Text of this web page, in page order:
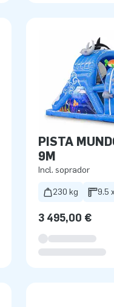
PISTA
9M
Incl. soprador
230 kg 9.5
3 495,00 €